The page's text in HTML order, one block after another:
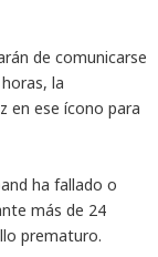
de comunicarse
la
en ese ícono para
ha fallado o
más de 24
prematuro.